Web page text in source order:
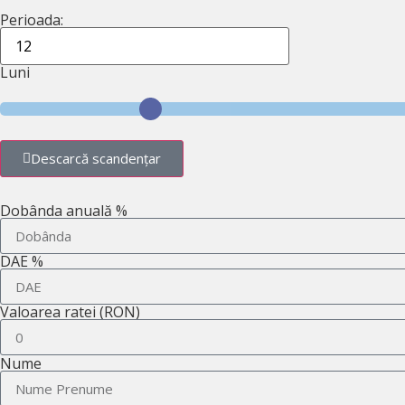
Perioada:
Luni
Descarcă scandențar
Dobânda anuală %
DAE %
Valoarea ratei (RON)
Nume